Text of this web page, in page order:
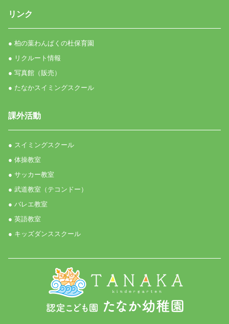
リンク
● 柏の葉わんぱくの杜保育園
● リクルート情報
● 写真館（販売）
● たなかスイミングスクール
課外活動
● スイミングスクール
● 体操教室
● サッカー教室
● 武道教室（テコンドー）
● バレエ教室
● 英語教室
● キッズダンススクール